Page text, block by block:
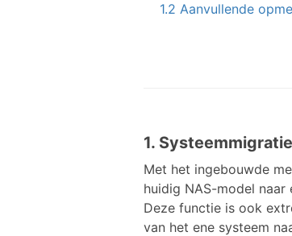
1.2 Aanvullende
1. Systeemmigratie
Met het ingebouwde
huidig NAS-model naar
Deze functie is ook
van het ene systeem